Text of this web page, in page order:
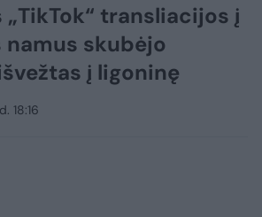
„TikTok“ transliacijos į
skubėjo
į ligoninę
18:16